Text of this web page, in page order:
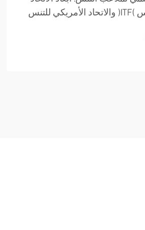
الدولي للتنس (ITF) والاتحاد الأمريكي للتنس
جهات مثل الاتحاد الدولي